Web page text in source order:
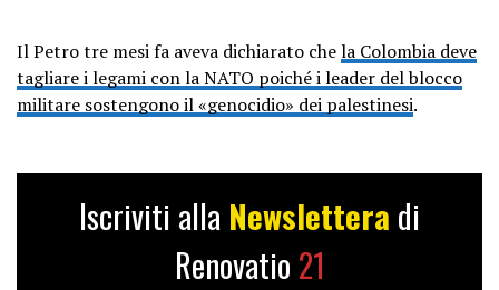
Il Petro tre mesi fa aveva dichiarato chela Colombia deve
tagliare i legami con la NATO poiché i leader del blocco
militare sostengono il «genocidio» dei palestinesi.
Iscriviti alla Newslettera di
Renovatio 21